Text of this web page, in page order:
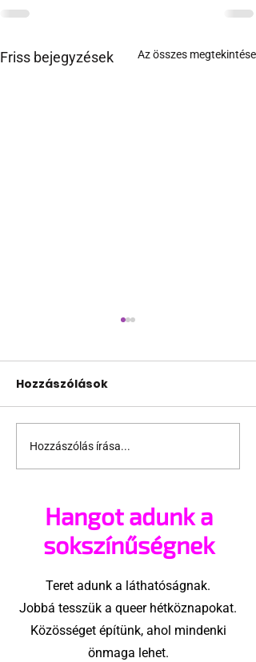
Friss bejegyzések Az összes megtekintése
10 érdekesség, amit
sok férfi nem is sejt
Hozzászólások
Hozzászólás írása...
Hangot adunk a
sokszínűségnek
Teret adunk a láthatóságnak.
Jobbá tesszük a queer hétköznapokat.
Közösséget építünk, ahol mindenki
önmaga lehet.